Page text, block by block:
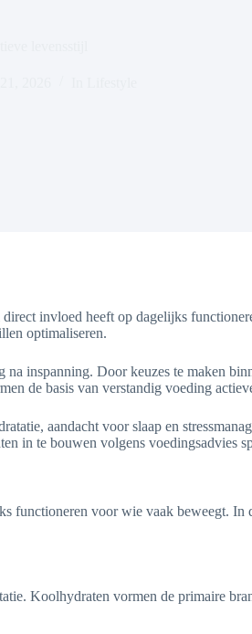
invloed heeft op dagelijks
optimaliseren.
inspanning. Door keuzes te maken
de basis van verstandig voeding
aandacht voor slaap en
in te bouwen volgens voedingsadvies
functioneren voor wie vaak beweegt.
Koolhydraten vormen de primaire